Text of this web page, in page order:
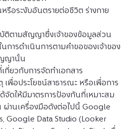
รือระงับอันตรายต่อชีวิต ร่างกาย
บัติตามสัญญาซึ่งเจ้าของข้อมูลส่วน
ารดำเนินการตามคำขอของเจ้าของ
ญานั้น
กี่ยวกับการจัดทำเอกสาร
พื่อประโยชน์สาธารณะ หรือเพื่อการ
ดให้มีมาตรการป้องกันที่เหมาะสม
ผ่านเครื่องมือดังต่อไปนี้ Google
Google Data Studio (Looker